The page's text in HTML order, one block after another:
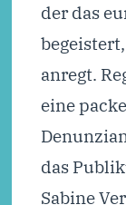
der das
anregt.
eine
das
Sabine